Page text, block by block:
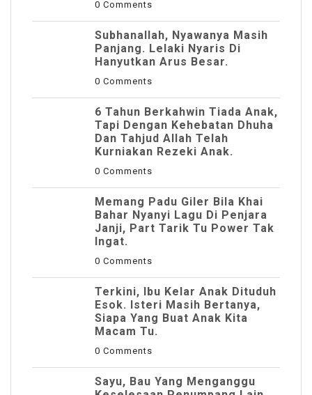
0 Comments
Subhanallah, Nyawanya Masih
Panjang. Lelaki Nyaris Di
Hanyutkan Arus Besar.
0 Comments
6 Tahun Berkahwin Tiada Anak,
Tapi Dengan Kehebatan Dhuha
Dan Tahjud Allah Telah
Kurniakan Rezeki Anak.
0 Comments
Memang Padu Giler Bila Khai
Bahar Nyanyi Lagu Di Penjara
Janji, Part Tarik Tu Power Tak
Ingat.
0 Comments
Terkini, Ibu Kelar Anak Dituduh
Esok. Isteri Masih Bertanya,
Siapa Yang Buat Anak Kita
Macam Tu.
0 Comments
Sayu, Bau Yang Menganggu